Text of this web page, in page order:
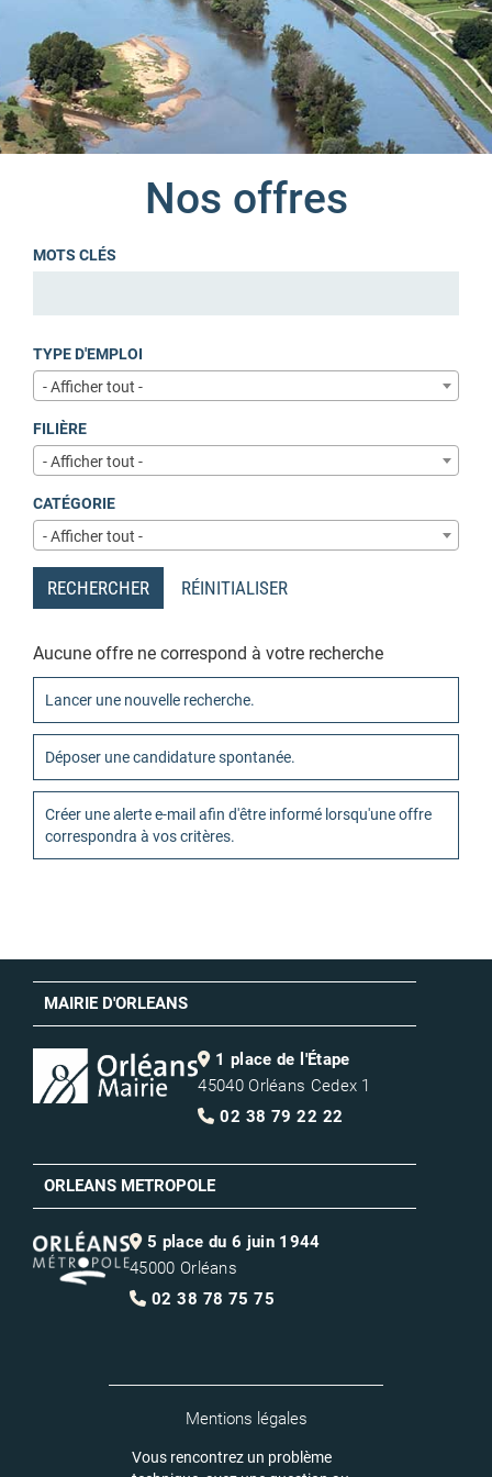
Nos offres
MOTS CLÉS
TYPE D'EMPLOI
- Afficher tout -
FILIÈRE
- Afficher tout -
CATÉGORIE
- Afficher tout -
RECHERCHER RÉINITIALISER
Aucune offre ne correspond à votre recherche
Lancer une nouvelle recherche.
Déposer une candidature spontanée.
Créer une alerte e-mail afin d'être informé lorsqu'une offre
correspondra à vos critères.
MAIRIE D'ORLEANS
1 place de l'Étape
45040 Orléans Cedex 1
02 38 79 22 22
ORLEANS METROPOLE
5 place du 6 juin 1944
45000 Orléans
02 38 78 75 75
Mentions légales
Vous rencontrez un problème